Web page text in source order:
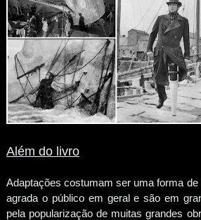
Além do livro
Adaptações costumam ser uma forma
agrada o público em geral e são em
pela popularização de muitas grandes